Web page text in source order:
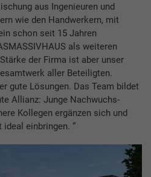
aus Ingenieuren und
wie den Handwerkern, mit
schon seit 15 Jahren
als weiteren
der Firma ist aber unser
aller Beteiligten.
gute Lösungen. Das Team bildet
Allianz: Junge Nachwuchs-
Kollegen ergänzen sich und
einbringen. “